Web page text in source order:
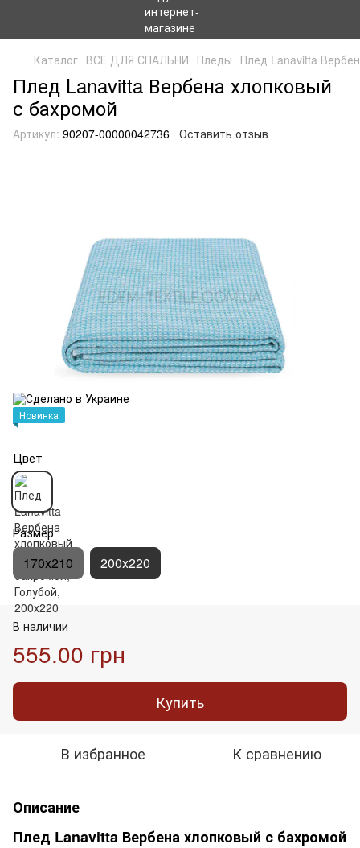
Каталог ВСЕ ДЛЯ СПАЛЬНИ Пледы Плед Lanavitta
Плед Lanavitta Вербена хлопковый
с бахромой
Артикул: 90207-00000042736 Оставить отзыв
Новинка
Цвет
Размер
170х210 200х220
В наличии
555.00 грн
Купить
В избранное К сравнению
Описание
Плед Lanavitta Вербена хлопковый с бахромой